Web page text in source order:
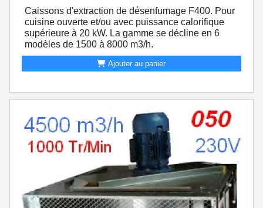
Caissons d'extraction de désenfumage F400. Pour
cuisine ouverte et/ou avec puissance calorifique
supérieure à 20 kW. La gamme se décline en 6
modèles de 1500 à 8000 m3/h.
Ajouter au panier